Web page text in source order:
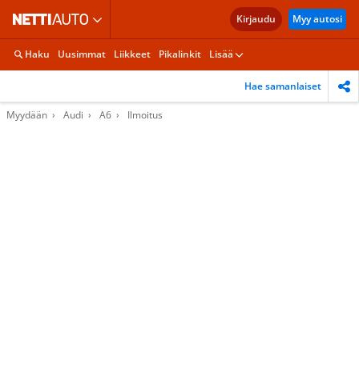
Kirjaudu Myy autosi
Haku Uusimmat Liikkeet Pikalinkit Lisää
Hae samanlaiset
Myydään Audi A6 Ilmoitus